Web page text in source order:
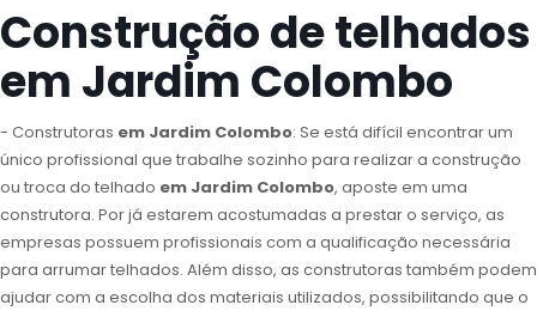
Construção de telhados
em Jardim Colombo
- Construtoras em Jardim Colombo: Se está difícil encontrar um
único profissional que trabalhe sozinho para realizar a construção
ou troca do telhado em Jardim Colombo, aposte em uma
construtora. Por já estarem acostumadas a prestar o serviço, as
empresas possuem profissionais com a qualificação necessária
para arrumar telhados. Além disso, as construtoras também podem
ajudar com a escolha dos materiais utilizados, possibilitando que o